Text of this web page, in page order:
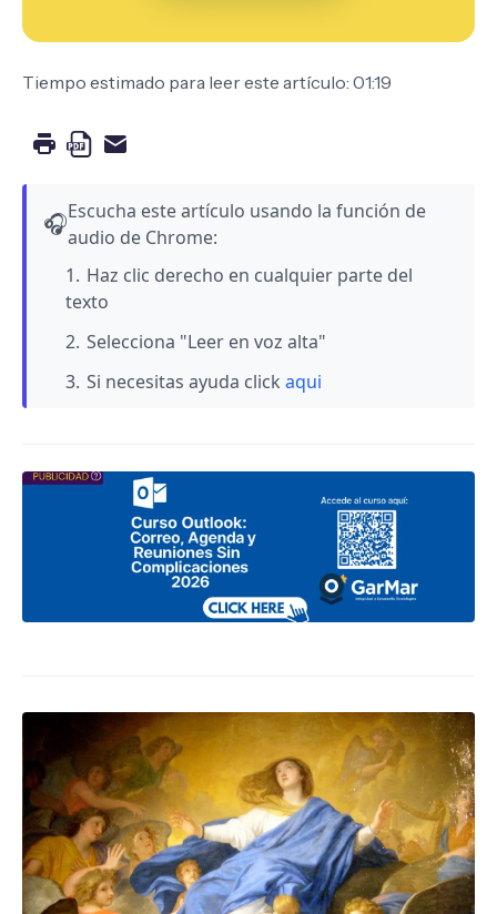
Tiempo estimado para leer este artículo: 01:19
🎧Escucha este artículo usando la función de
audio de Chrome:
Haz clic derecho en cualquier parte del
texto
Selecciona "Leer en voz alta"
Si necesitas ayuda click aqui